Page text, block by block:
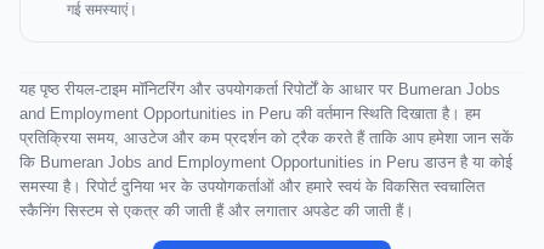
गई समस्याएं।
यह पृष्ठ रीयल-टाइम मॉनिटरिंग और उपयोगकर्ता रिपोर्टों के आधार पर Bumeran Jobs
and Employment Opportunities in Peru की वर्तमान स्थिति दिखाता है। हम
प्रतिक्रिया समय, आउटेज और कम प्रदर्शन को ट्रैक करते हैं ताकि आप हमेशा जान सकें
कि Bumeran Jobs and Employment Opportunities in Peru डाउन है या कोई
समस्या है। रिपोर्ट दुनिया भर के उपयोगकर्ताओं और हमारे स्वयं के विकसित स्वचालित
स्कैनिंग सिस्टम से एकत्र की जाती हैं और लगातार अपडेट की जाती हैं।